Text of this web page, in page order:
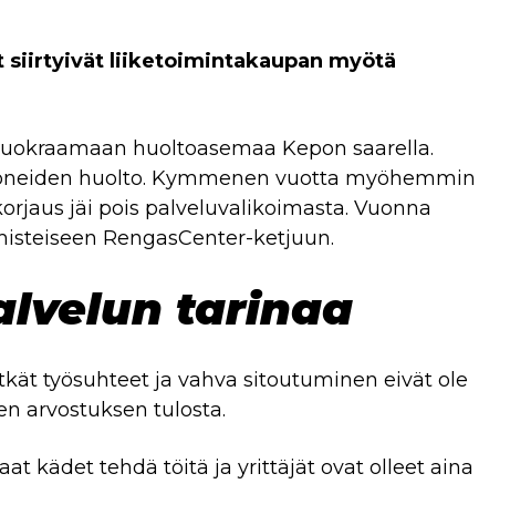
siirtyivät liiketoimintakaupan myötä
huoltoasemaa Kepon saarella.
huolto. Kymmenen vuotta myöhemmin
jäi pois palveluvalikoimasta. Vuonna
RengasCenter-ketjuun.
tarinaa
työsuhteet ja vahva sitoutuminen eivät ole
arvostuksen tulosta.
kädet tehdä töitä ja yrittäjät ovat olleet aina